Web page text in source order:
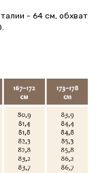
- 64 см, обхват